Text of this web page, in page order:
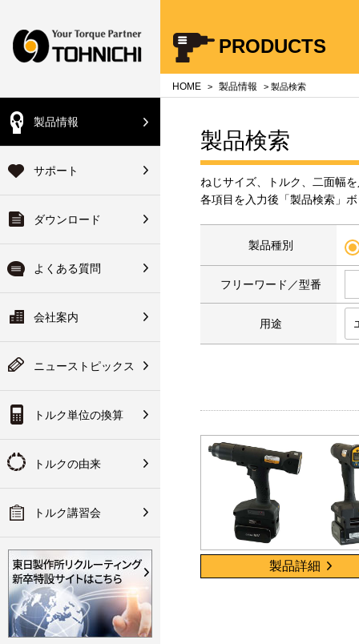
製品情報
サポート
ダウンロード
よくある質問
会社案内
ニューストピックス
トルク単位の換算
トルクの由来
トルク講習会
タ／チェッカ
製品
サポート
サービス
アサービス
ーサービス
イドサービス
代理店網
器総合製品案内
ンドブック
正装置
カイブ
ツリスト
な使い方
パーツリスト
くある質問
位について
使い方について
理について
ビリティ体系図・非該
方法など
その他
所について
社案内
社概要
のご挨拶
点一覧
連会社
り組みについて
変換
：換算後のトルク値
会員の方
録済の方は下記ボタ
ログイン
会員登録が必要にな
会員登録
PRODUCTS
HOME > 製品情報 > 製品検索
製品検索
ねじサイズ、トルク、二面幅
各項目を入力後「製品検索」
製品種別
フリーワード／型番
用途
製品詳細